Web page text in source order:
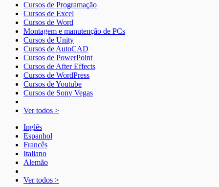
Cursos de Programação
Cursos de Excel
Cursos de Word
Montagem e manutenção de PCs
Cursos de Unity
Cursos de AutoCAD
Cursos de PowerPoint
Cursos de After Effects
Cursos de WordPress
Cursos de Youtube
Cursos de Sony Vegas
Ver todos >
Inglês
Espanhol
Francês
Italiano
Alemão
Ver todos >